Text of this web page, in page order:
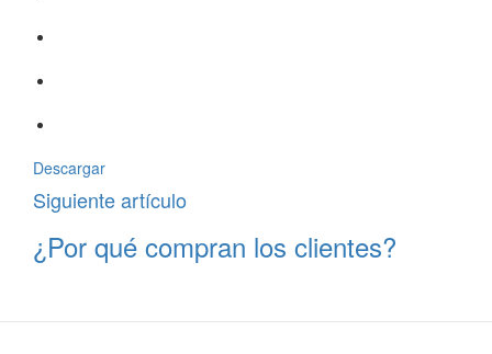
Descargar
Siguiente artículo
¿Por qué compran los clientes?